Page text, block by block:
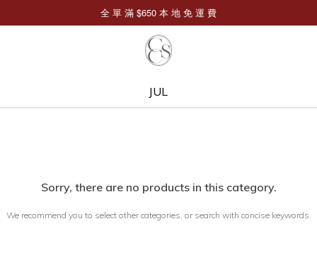
JUL
Sorry, there are no products in this category.
We recommend you to select other categories, or search with concise keywords.